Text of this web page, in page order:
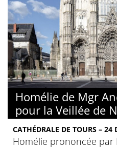
Homélie de Mgr
pour la Veillée de
CATHÉDRALE DE TOURS – 24
Homélie prononcée par